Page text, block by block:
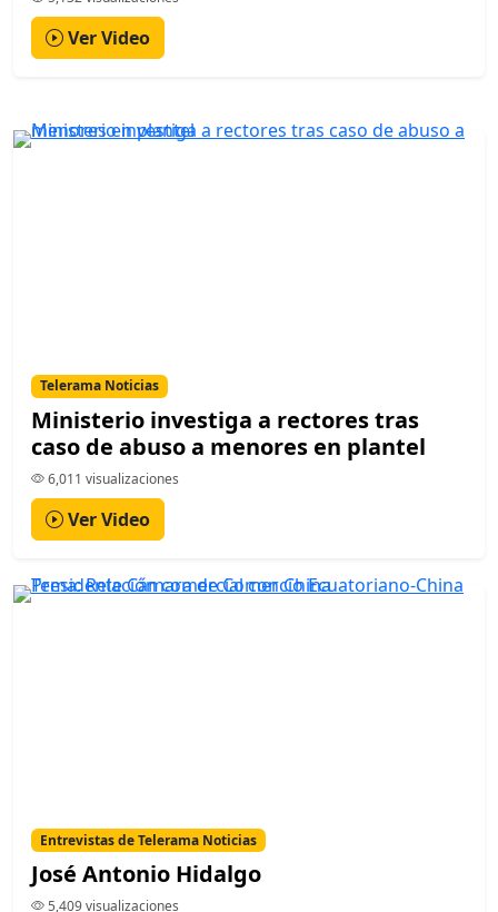
Ver Video
Telerama Noticias
Ministerio investiga a rectores tras
caso de abuso a menores en plantel
6,011 visualizaciones
Ver Video
Entrevistas de Telerama Noticias
José Antonio Hidalgo
5,409 visualizaciones